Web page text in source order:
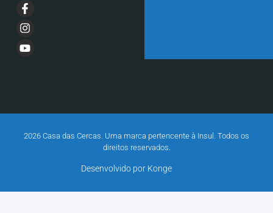
2026 Casa das Cercas. Uma marca pertencente à Insul. Todos os
direitos reservados.
Desenvolvido por Konge